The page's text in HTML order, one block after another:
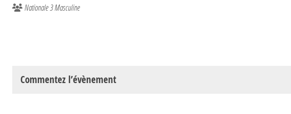
Nationale 3 Masculine
Commentez l’évènement